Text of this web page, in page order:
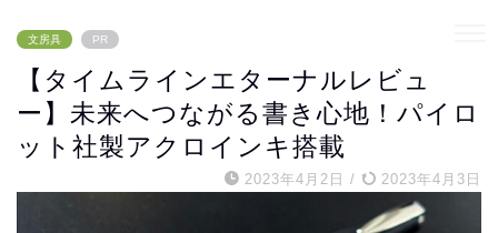
文房具 PR
【タイムラインエターナルレビュ
ー】未来へつながる書き心地！パイロ
ット社製アクロインキ搭載
2023年4月2日 / 2023年4月3日